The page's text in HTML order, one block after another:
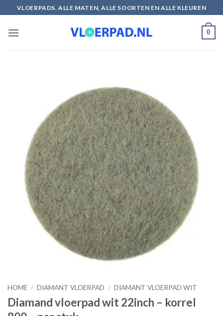
naar
inhoud
VLOERPADS. ALLE MATEN, ALLE SOORTEN EN ALLE KLEUREN
0
HOME / DIAMANT VLOERPAD / DIAMANT VLOERPAD WIT
Diamand vloerpad wit 22inch – korrel